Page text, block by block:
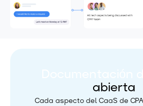
abierta
Cada aspecto del CaaS de